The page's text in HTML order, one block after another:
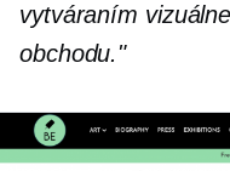
vytváraním
obchodu."